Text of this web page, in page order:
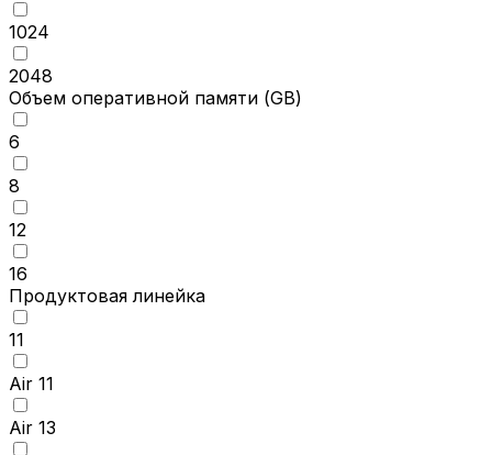
1024
2048
Объем оперативной памяти (GB)
6
8
12
16
Продуктовая линейка
11
Air 11
Air 13